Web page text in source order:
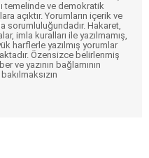
temelinde ve demokratik
açıktır. Yorumların içerik ve
sorumluluğundadır. Hakaret,
imla kuralları ile yazılmamış,
harflerle yazılmış yorumlar
Özensizce belirlenmiş
ve yazının bağlamının